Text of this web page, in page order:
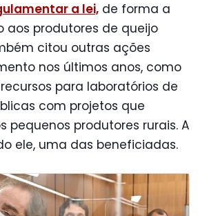
a lei, de forma a
aos produtores de queijo
citou outras ações
nos últimos anos, como
para laboratórios de
com projetos que
pequenos produtores rurais. A
ele, uma das beneficiadas.